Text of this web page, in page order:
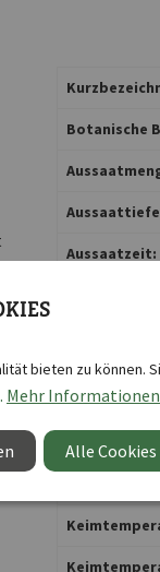
Botanische
Aussaattiefe
Aussaatzeit:
Inhalt reicht
Inhaltsmenge:
bieten zu können.
Mehr Informationen
Alle